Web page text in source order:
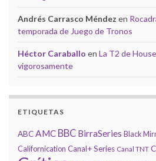
Andrés Carrasco Méndez en
temporada de Juego de Tronos
Héctor Caraballo en La T2 de
vigorosamente
ETIQUETAS
ABCAMC BBC BirraSeries Black
Californication Canal+ Series Canal TNT